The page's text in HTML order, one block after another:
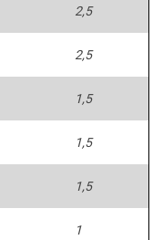
2,5
2,5
1,5
1,5
1,5
1